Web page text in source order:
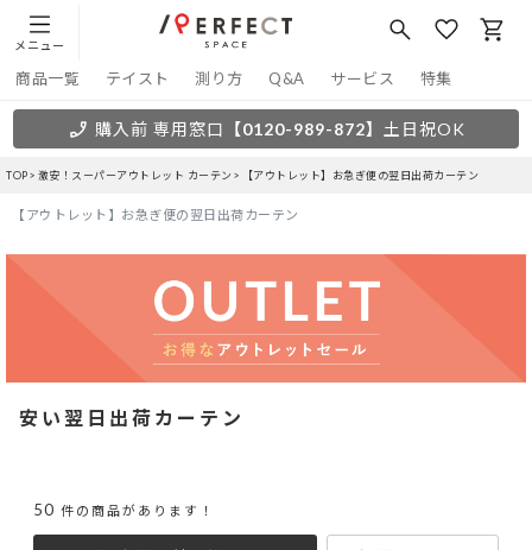
メニュー
商品一覧 テイスト 測り方 Q&A サービス 特集
購入前 専用窓口 【0120-989-872】 土日祝OK
TOP 激安！スーパーアウトレット カーテン 【アウトレット】お急ぎ便の翌日出荷カーテン
【アウトレット】お急ぎ便の翌日出荷カーテン
安い翌日出荷カーテン
50 件の商品があります！